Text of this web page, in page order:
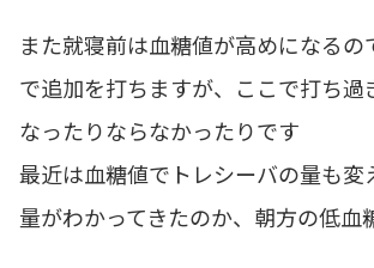
また就寝前は血糖値が高めになるの
で追加を打ちますが、ここで打ち過
なったりならなかったりです
最近は血糖値でトレシーバの量も変
量がわかってきたのか、朝方の低血